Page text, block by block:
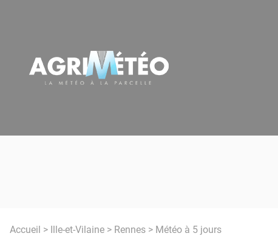
Accueil > Ille-et-Vilaine > Rennes > Météo à 5 jours